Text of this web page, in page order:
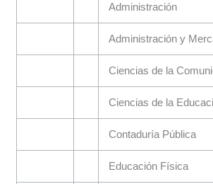
Administración
Administración y
Ciencias de la
Ciencias de la
Contaduría Pública
Educación Física